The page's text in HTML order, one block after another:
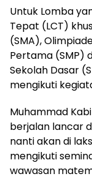
Untuk Lomba
Tepat (LCT)
(SMA),
Pertama (SMP)
Sekolah Dasar
mengikuti
Muhammad
berjalan lancar
nanti akan di
mengikuti
wawasan